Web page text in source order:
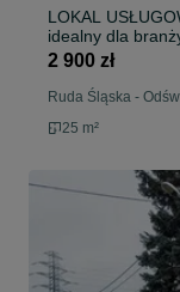
LOKAL
idealny dla
2 900 zł
Ruda Śląska -
25 m²